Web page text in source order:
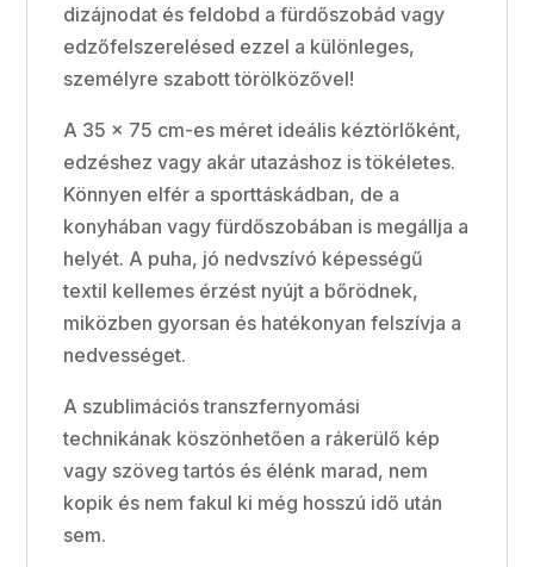
dizájnodat és feldobd a fürdőszobád vagy
edzőfelszerelésed ezzel a különleges,
személyre szabott törölközővel!
A 35 × 75 cm-es méret ideális kéztörlőként,
edzéshez vagy akár utazáshoz is tökéletes.
Könnyen elfér a sporttáskádban, de a
konyhában vagy fürdőszobában is megállja a
helyét. A puha, jó nedvszívó képességű
textil kellemes érzést nyújt a bőrödnek,
miközben gyorsan és hatékonyan felszívja a
nedvességet.
A szublimációs transzfernyomási
technikának köszönhetően a rákerülő kép
vagy szöveg tartós és élénk marad, nem
kopik és nem fakul ki még hosszú idő után
sem.